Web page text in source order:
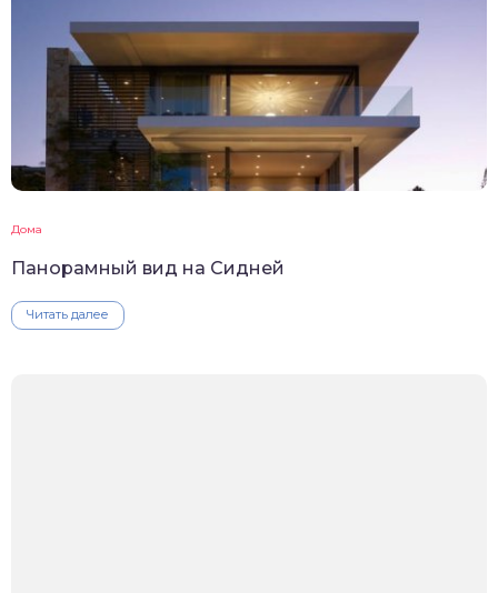
Дома
Панорамный вид на Сидней
Читать далее